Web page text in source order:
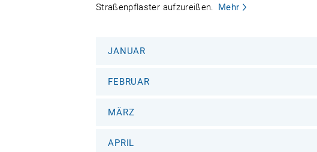
Straßenpflaster aufzureißen. Mehr
JANUAR
FEBRUAR
MÄRZ
APRIL